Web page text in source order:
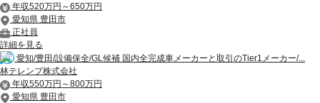
年収520万円～650万円
愛知県 豊田市
正社員
詳細を見る
愛知/豊田/設備保全/GL候補 国内全完成車メーカーと取引のTier1メーカー/...
林テレンプ株式会社
年収550万円～800万円
愛知県 豊田市